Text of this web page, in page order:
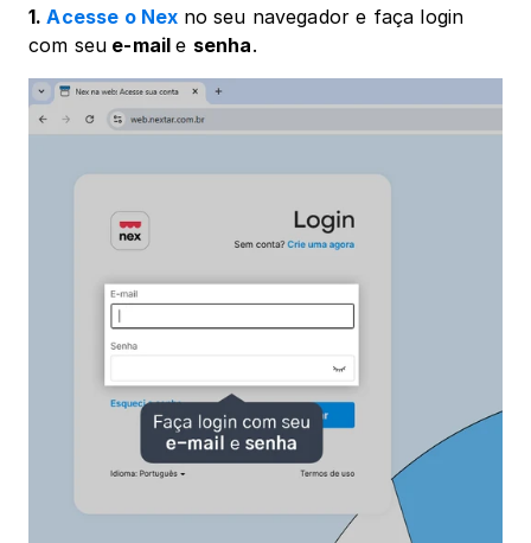
1. Acesse o Nex no seu navegador e faça login
com seu e-mail e senha.